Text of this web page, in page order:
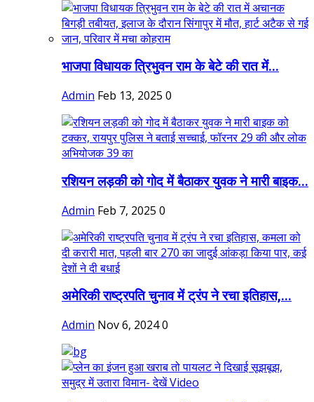
भाजपा विधायक त्रिभुवन राम के बेटे की रात में...
Admin Feb 13, 2025 0
रशियन लड़की को गोद में बैठाकर युवक ने मारी बाइक...
Admin Feb 7, 2025 0
अमेरिकी राष्ट्रपति चुनाव में ट्रंप ने रचा इतिहास,...
Admin Nov 6, 20240